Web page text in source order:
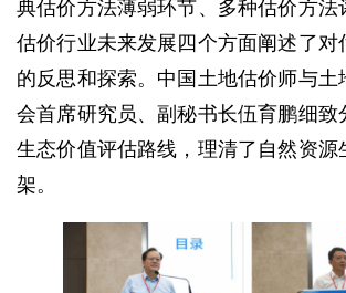
典估价方法薄弱环节、多种估价方法
估价行业未来发展四个方面阐述了对
的反思和探索。中国土地估价师与土
会首席研究员、副秘书长伍育鹏细致
生态价值评估路线，理清了自然资源
架。